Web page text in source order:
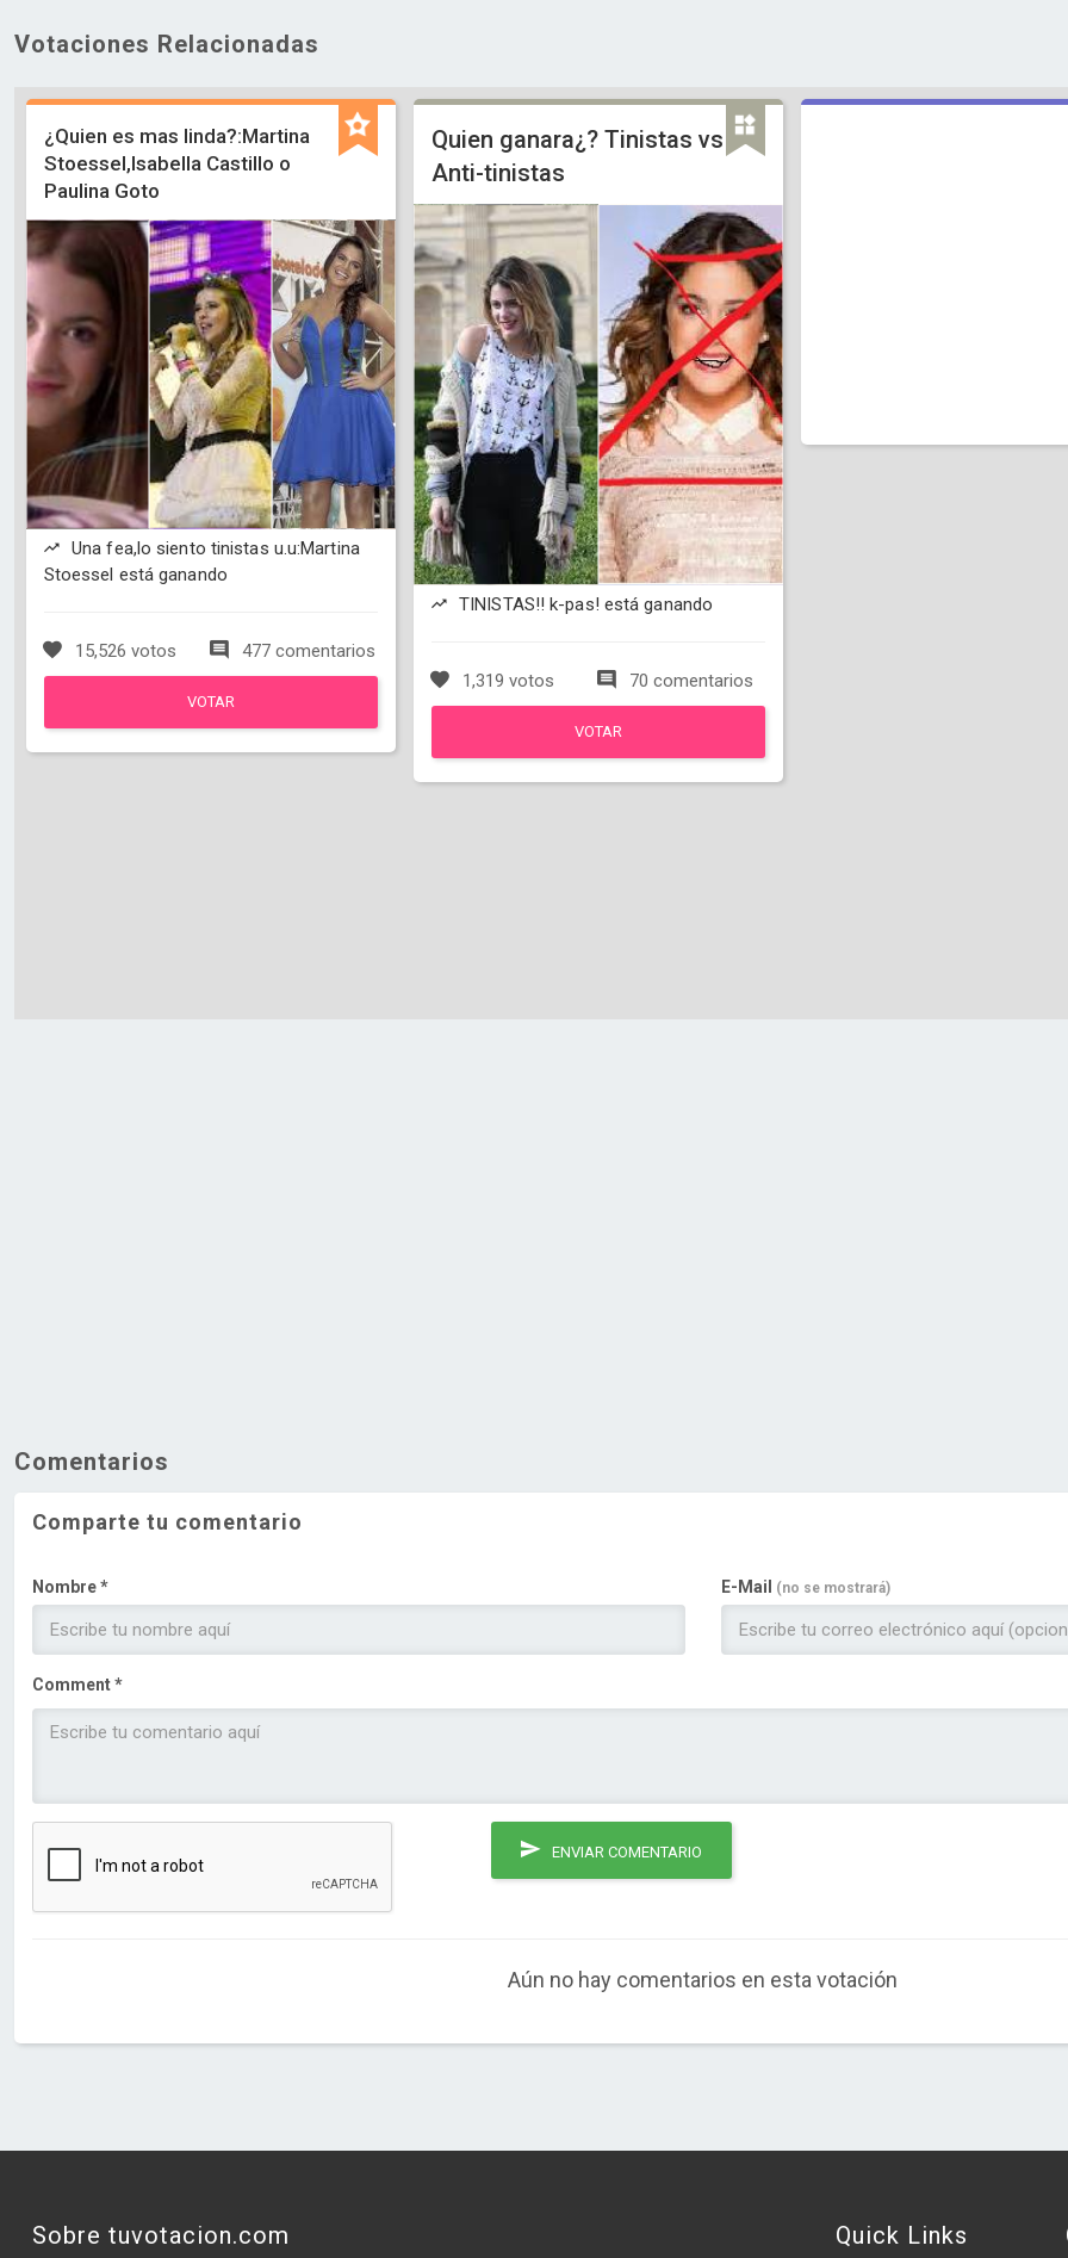
Votaciones Relacionadas
¿Quien es mas linda?:Martina
Stoessel,Isabella Castillo o
Paulina Goto
Una fea,lo siento tinistas u.u:Martina
Stoessel está ganando
15,526 votos 477 comentarios
VOTAR
Quien ganara¿? Tinistas vs
Anti-tinistas
TINISTAS!! k-pas! está ganando
1,319 votos 70 comentarios
VOTAR
Comentarios
Comparte tu comentario
Nombre * E-Mail (no se mostrará)
Comment *
ENVIAR COMENTARIO
Aún no hay comentarios en esta votación
Sobre tuvotacion.com Quick Links